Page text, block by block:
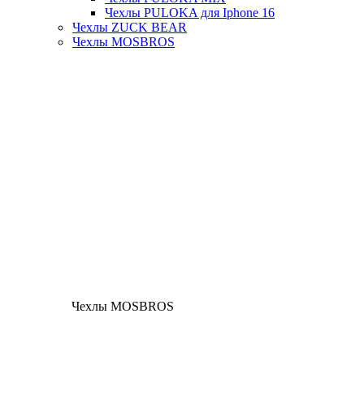
Чехлы PULOKA для Iphone 16
Чехлы ZUCK BEAR
Чехлы MOSBROS
Чехлы MOSBROS